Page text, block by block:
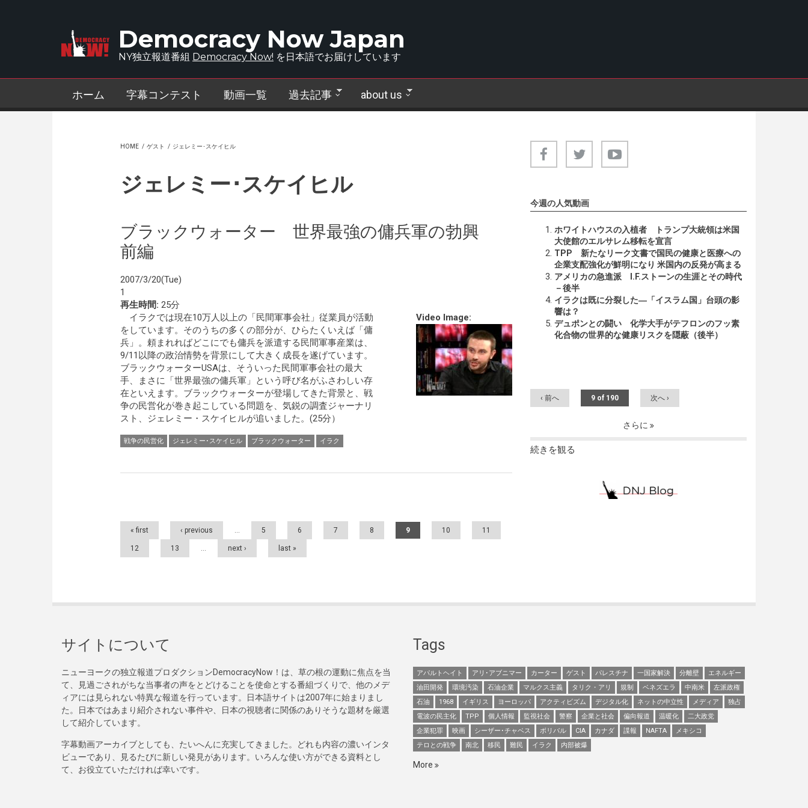
Democracy Now Japan
NY独立報道番組 Democracy Now! を日本語でお届けしています
ホーム 字幕コンテスト 動画一覧 過去記事 about us
HOME / ゲスト / ジェレミー･スケイヒル
ジェレミー･スケイヒル
ブラックウォーター 世界最強の傭兵軍の勃興
前編
2007/3/20(Tue)
1
再生時間: 25分
Video Image:
イラクでは現在10万人以上の「民間軍事会社」従業員が活動
をしています。そのうちの多くの部分が、ひらたくいえば「傭
兵」。頼まれればどこにでも傭兵を派遣する民間軍事産業は、
9/11以降の政治情勢を背景にして大きく成長を遂げています。
ブラックウォーターUSAは、そういった民間軍事会社の最大
手、まさに「世界最強の傭兵軍」という呼び名がふさわしい存
在といえます。ブラックウォーターが登場してきた背景と、戦
争の民営化が巻き起こしている問題を、気鋭の調査ジャーナリ
スト、ジェレミー・スケイヒルが追いました。(25分）
戦争の民営化 ジェレミー･スケイヒル ブラックウォーター イラク
Pages
« first ‹ previous … 5 6 7 8 9 10 11
12 13 … next › last »
今週の人気動画
ホワイトハウスの入植者 トランプ大統領は米国
大使館のエルサレム移転を宣言
TPP 新たなリーク文書で国民の健康と医療への
企業支配強化が鮮明になり 米国内の反発が高まる
アメリカの急進派 I.F.ストーンの生涯とその時代
－後半
イラクは既に分裂した―「イスラム国」台頭の影
響は？
デュポンとの闘い 化学大手がテフロンのフッ素
化合物の世界的な健康リスクを隠蔽（後半）
‹ 前へ 9 of 190 次へ ›
さらに
続きを観る
サイトについて
ニューヨークの独立報道プロダクションDemocracyNow！は、草の根の運動に焦点を当
て、見過ごされがちな当事者の声をとどけることを使命とする番組づくりで、他のメデ
ィアには見られない特異な報道を行っています。日本語サイトは2007年に始まりまし
た。日本ではあまり紹介されない事件や、日本の視聴者に関係のありそうな題材を厳選
して紹介しています。
字幕動画アーカイブとしても、たいへんに充実してきました。どれも内容の濃いインタ
ビューであり、見るたびに新しい発見があります。いろんな使い方ができる資料とし
て、お役立ていただければ幸いです。
Tags
アパルトヘイト アリ･アブニマー カーター ゲスト パレスチナ 一国家解決 分離壁
エネルギー
油田開発
環境汚染 石油企業 マルクス主義 タリク・アリ 規制 ベネズエラ 中南米
左派政権
石油
1968 イギリス ヨーロッパ アクティビズム デジタル化 ネットの中立性 メディア
独占
電波の民主化
TPP 個人情報 監視社会 警察 企業と社会 偏向報道 温暖化
二大政党
企業犯罪
映画 シーザー･チャベス ボリバル CIA カナダ 諜報 NAFTA
メキシコ
テロとの戦争
南北 移民 難民 イラク 内部被爆
More